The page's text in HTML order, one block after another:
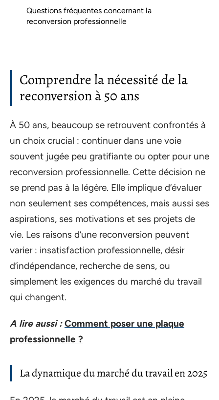
Questions fréquentes concernant la
reconversion professionnelle
Comprendre la nécessité de la
reconversion à 50 ans
À 50 ans, beaucoup se retrouvent confrontés à
un choix crucial : continuer dans une voie
souvent jugée peu gratifiante ou opter pour une
reconversion professionnelle. Cette décision ne
se prend pas à la légère. Elle implique d’évaluer
non seulement ses compétences, mais aussi ses
aspirations, ses motivations et ses projets de
vie. Les raisons d’une reconversion peuvent
varier : insatisfaction professionnelle, désir
d’indépendance, recherche de sens, ou
simplement les exigences du marché du travail
qui changent.
A lire aussi : Comment poser une plaque
professionnelle ?
La dynamique du marché du travail en 2025